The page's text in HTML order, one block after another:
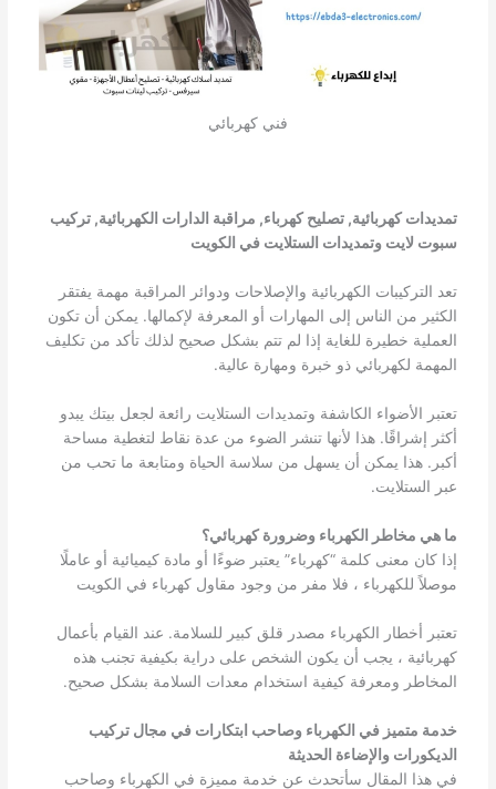
فني كهربائي
تمديدات كهربائية, تصليح كهرباء, مراقبة الدارات الكهربائية, تركيب
سبوت لايت وتمديدات الستلايت في الكويت
تعد التركيبات الكهربائية والإصلاحات ودوائر المراقبة مهمة يفتقر
الكثير من الناس إلى المهارات أو المعرفة لإكمالها. يمكن أن تكون
العملية خطيرة للغاية إذا لم تتم بشكل صحيح لذلك تأكد من تكليف
المهمة لكهربائي ذو خبرة ومهارة عالية.
تعتبر الأضواء الكاشفة وتمديدات الستلايت رائعة لجعل بيتك يبدو
أكثر إشراقًا. هذا لأنها تنشر الضوء من عدة نقاط لتغطية مساحة
أكبر. هذا يمكن أن يسهل من سلاسة الحياة ومتابعة ما تحب من
عبر الستلايت.
ما هي مخاطر الكهرباء وضرورة كهربائي؟
إذا كان معنى كلمة “كهرباء” يعتبر ضوءًا أو مادة كيميائية أو عاملًا
موصلاً للكهرباء ، فلا مفر من وجود مقاول كهرباء في الكويت
تعتبر أخطار الكهرباء مصدر قلق كبير للسلامة. عند القيام بأعمال
كهربائية ، يجب أن يكون الشخص على دراية بكيفية تجنب هذه
المخاطر ومعرفة كيفية استخدام معدات السلامة بشكل صحيح.
خدمة متميز في الكهرباء وصاحب ابتكارات في مجال تركيب
الديكورات والإضاءة الحديثة
في هذا المقال سأتحدث عن خدمة مميزة في الكهرباء وصاحب